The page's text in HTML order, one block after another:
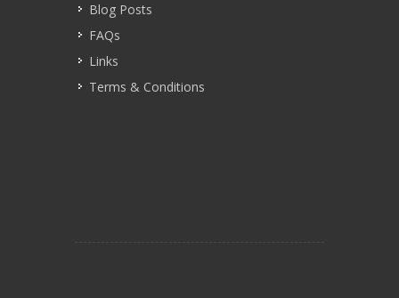
Blog Posts
FAQs
Links
Terms & Conditions